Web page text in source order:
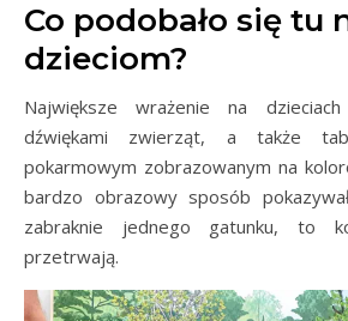
Co podobało się tu
dzieciom?
Największe wrażenie na
dźwiękami zwierząt, a także
pokarmowym zobrazowanym na
bardzo obrazowy sposób
zabraknie jednego gatunku, to
przetrwają.